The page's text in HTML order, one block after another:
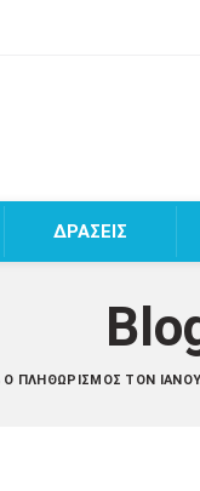
ΔΡΑΣΕΙΣ
Ο ΠΛΗΘΩΡΙΣΜΌΣ ΤΟΝ